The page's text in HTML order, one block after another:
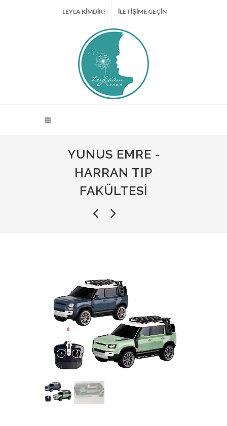
LEYLA KİMDİR? İLETİŞİME GEÇİN
YUNUS EMRE -
HARRAN TIP
FAKÜLTESI